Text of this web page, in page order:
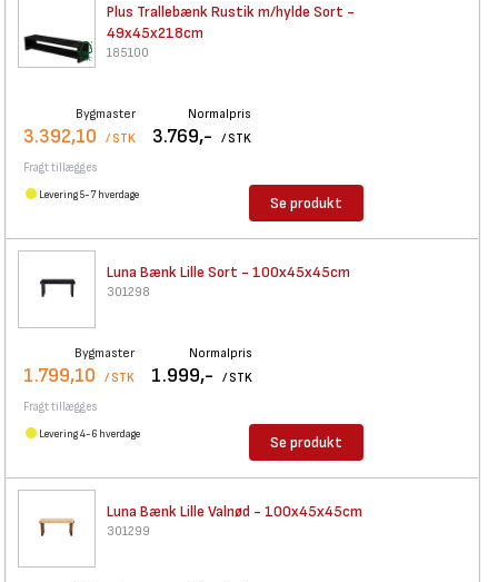
Plus Trallebænk Rustik m/hylde Sort -
49x45x218cm
185100
Bygmaster
3.392,10 / STK
Normalpris
3.769,- / STK
Fragt tillægges
Levering 5-7 hverdage Se produkt
Luna Bænk Lille Sort - 100x45x45cm
301298
Bygmaster
1.799,10 / STK
Normalpris
1.999,- / STK
Fragt tillægges
Levering 4-6 hverdage Se produkt
Luna Bænk Lille Valnød - 100x45x45cm
301299